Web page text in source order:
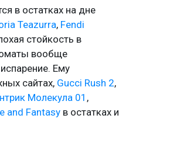
в остатках на дне
Teazurra, Fendi
стойкость в
вообще
Ему
сайтах, Gucci Rush 2,
Молекула 01 ,
and Fantasy в остатках и